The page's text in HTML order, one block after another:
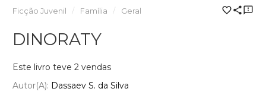
Ficção Juvenil Família Geral
DINORATY
Este livro teve 2 vendas
Autor(a): Dassaev S. da Silva